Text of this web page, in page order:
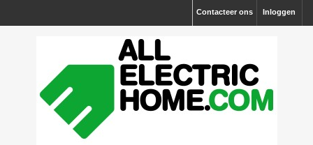
Inloggen
Contacteer ons